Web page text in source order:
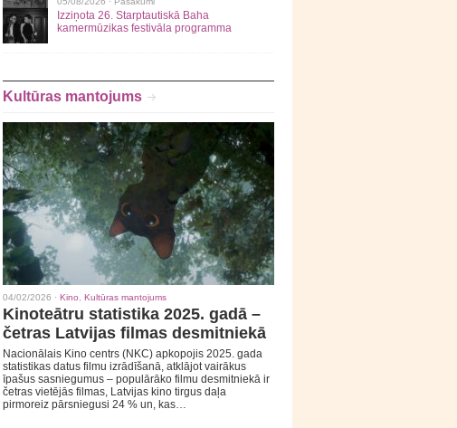
Izziņota 26. Starptautiskā Baha
kamermūzikas festivāla programma
Kultūras mantojums
04/02/2026 · Kino Kultūras mantojums
Kinoteātru statistika 2025. gadā –
četras Latvijas filmas desmitniekā
Nacionālais Kino centrs (NKC) apkopojis 2025. gada
statistikas datus filmu izrādīšanā, atklājot vairākus
īpašus sasniegumus – populārāko filmu desmitniekā ir
četras vietējās filmas, Latvijas kino tirgus daļa
pirmoreiz pārsniegusi 24 % un, kas…